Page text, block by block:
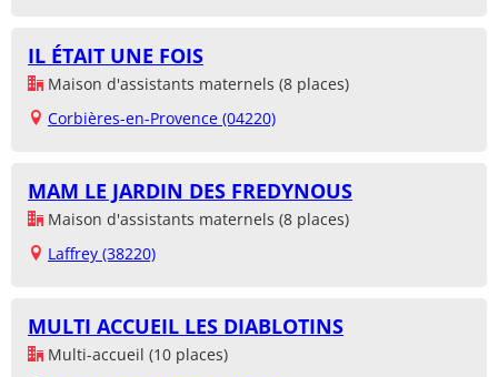
IL ÉTAIT UNE FOIS
Maison d'assistants maternels (8 places)
Corbières-en-Provence (04220)
MAM LE JARDIN DES FREDYNOUS
Maison d'assistants maternels (8 places)
Laffrey (38220)
MULTI ACCUEIL LES DIABLOTINS
Multi-accueil (10 places)